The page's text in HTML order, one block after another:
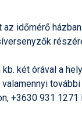
az időmérő házban.
két órával a
+3630 931 1271